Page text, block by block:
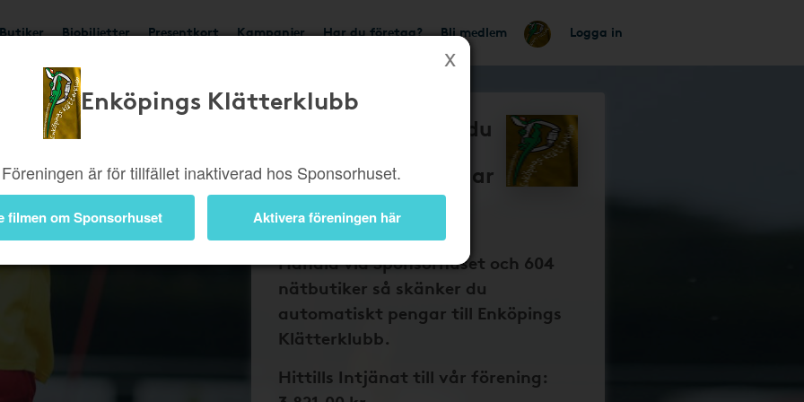
Butiker Biobiljetter Presentkort Kampanjer Har du företag? Bli medlem Logga in
Enköpings Klätterklubb
Föreningen är för tillfället inaktiverad hos Sponsorhuset.
filmen om Sponsorhuset Aktivera föreningen här
Bli medlem så får du
Klätterklubb pengar
tillbaka på dina
nätköp
Handla via Sponsorhuset och 604
nätbutiker så skänker du
automatiskt pengar till Enköpings
Klätterklubb.
Hittills Intjänat till vår förening: